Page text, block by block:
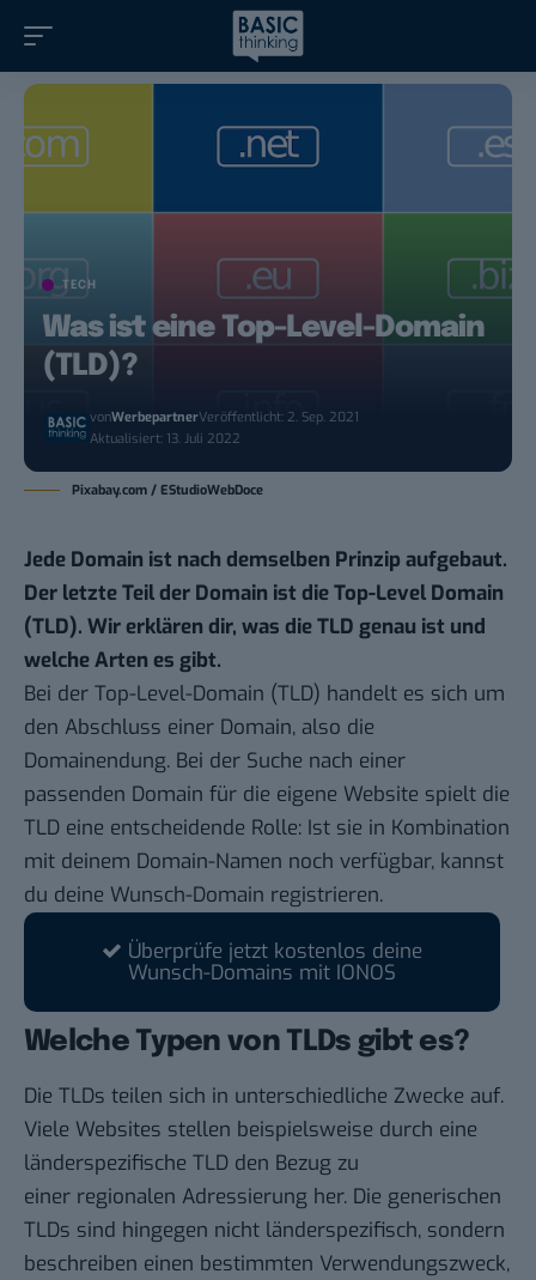
TECH
Was ist eine Top-Level-Domain
(TLD)?
vonWerbepartnerVeröffentlicht: 2. Sep. 2021
Aktualisiert: 13. Juli 2022
Pixabay.com / EStudioWebDoce
Jede Domain ist nach demselben Prinzip aufgebaut.
Der letzte Teil der Domain ist die Top-Level Domain
(TLD). Wir erklären dir, was die TLD genau ist und
welche Arten es gibt.
Bei der Top-Level-Domain (TLD) handelt es sich um
den Abschluss einer Domain, also die
Domainendung. Bei der Suche nach einer
passenden Domain für die eigene Website spielt die
TLD eine entscheidende Rolle: Ist sie in Kombination
mit deinem Domain-Namen noch verfügbar, kannst
du deine Wunsch-Domain registrieren.
Überprüfe jetzt kostenlos deine
Wunsch-Domains mit IONOS
Welche Typen von TLDs gibt es?
Die TLDs teilen sich in unterschiedliche Zwecke auf.
Viele Websites stellen beispielsweise durch eine
länderspezifische TLD den Bezug zu
einer regionalen Adressierung her. Die generischen
TLDs sind hingegen nicht länderspezifisch, sondern
beschreiben einen bestimmten Verwendungszweck,